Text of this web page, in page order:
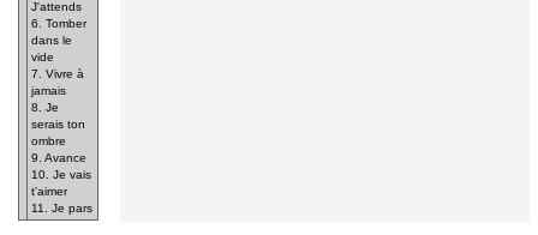
J'attends
6. Tomber
dans le
vide
7. Vivre à
jamais
8. Je
serais ton
ombre
9. Avance
10. Je vais
t'aimer
11. Je pars